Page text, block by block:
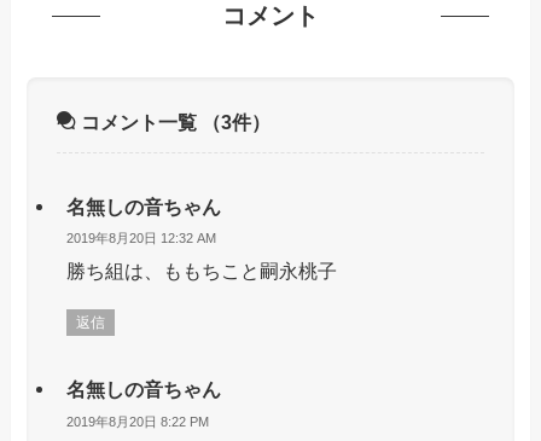
コメント
コメント一覧 （3件）
名無しの音ちゃん
2019年8月20日 12:32 AM
勝ち組は、ももちこと嗣永桃子
返信
名無しの音ちゃん
2019年8月20日 8:22 PM